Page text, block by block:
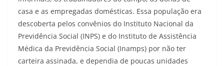
casa e as empregadas domésticas. Essa população era
descoberta pelos convênios do Instituto Nacional da
Previdência Social (INPS) e do Instituto de Assistência
Médica da Previdência Social (Inamps) por não ter
carteira assinada, e dependia de poucas unidades